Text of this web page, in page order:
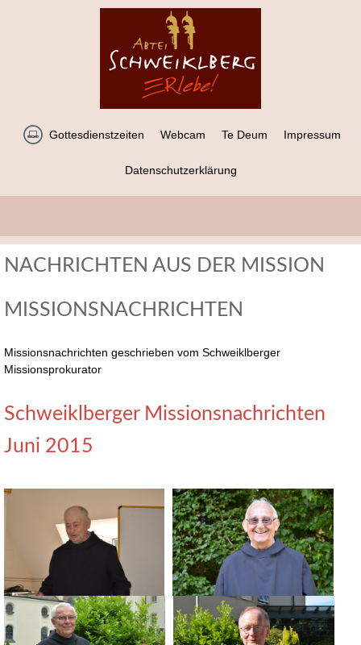
Gottesdienstzeiten Webcam Te Deum Impressum
Datenschutzerklärung
NACHRICHTEN AUS DER MISSION
MISSIONSNACHRICHTEN
Missionsnachrichten geschrieben vom Schweiklberger
Missionsprokurator
Schweiklberger Missionsnachrichten
Juni 2015